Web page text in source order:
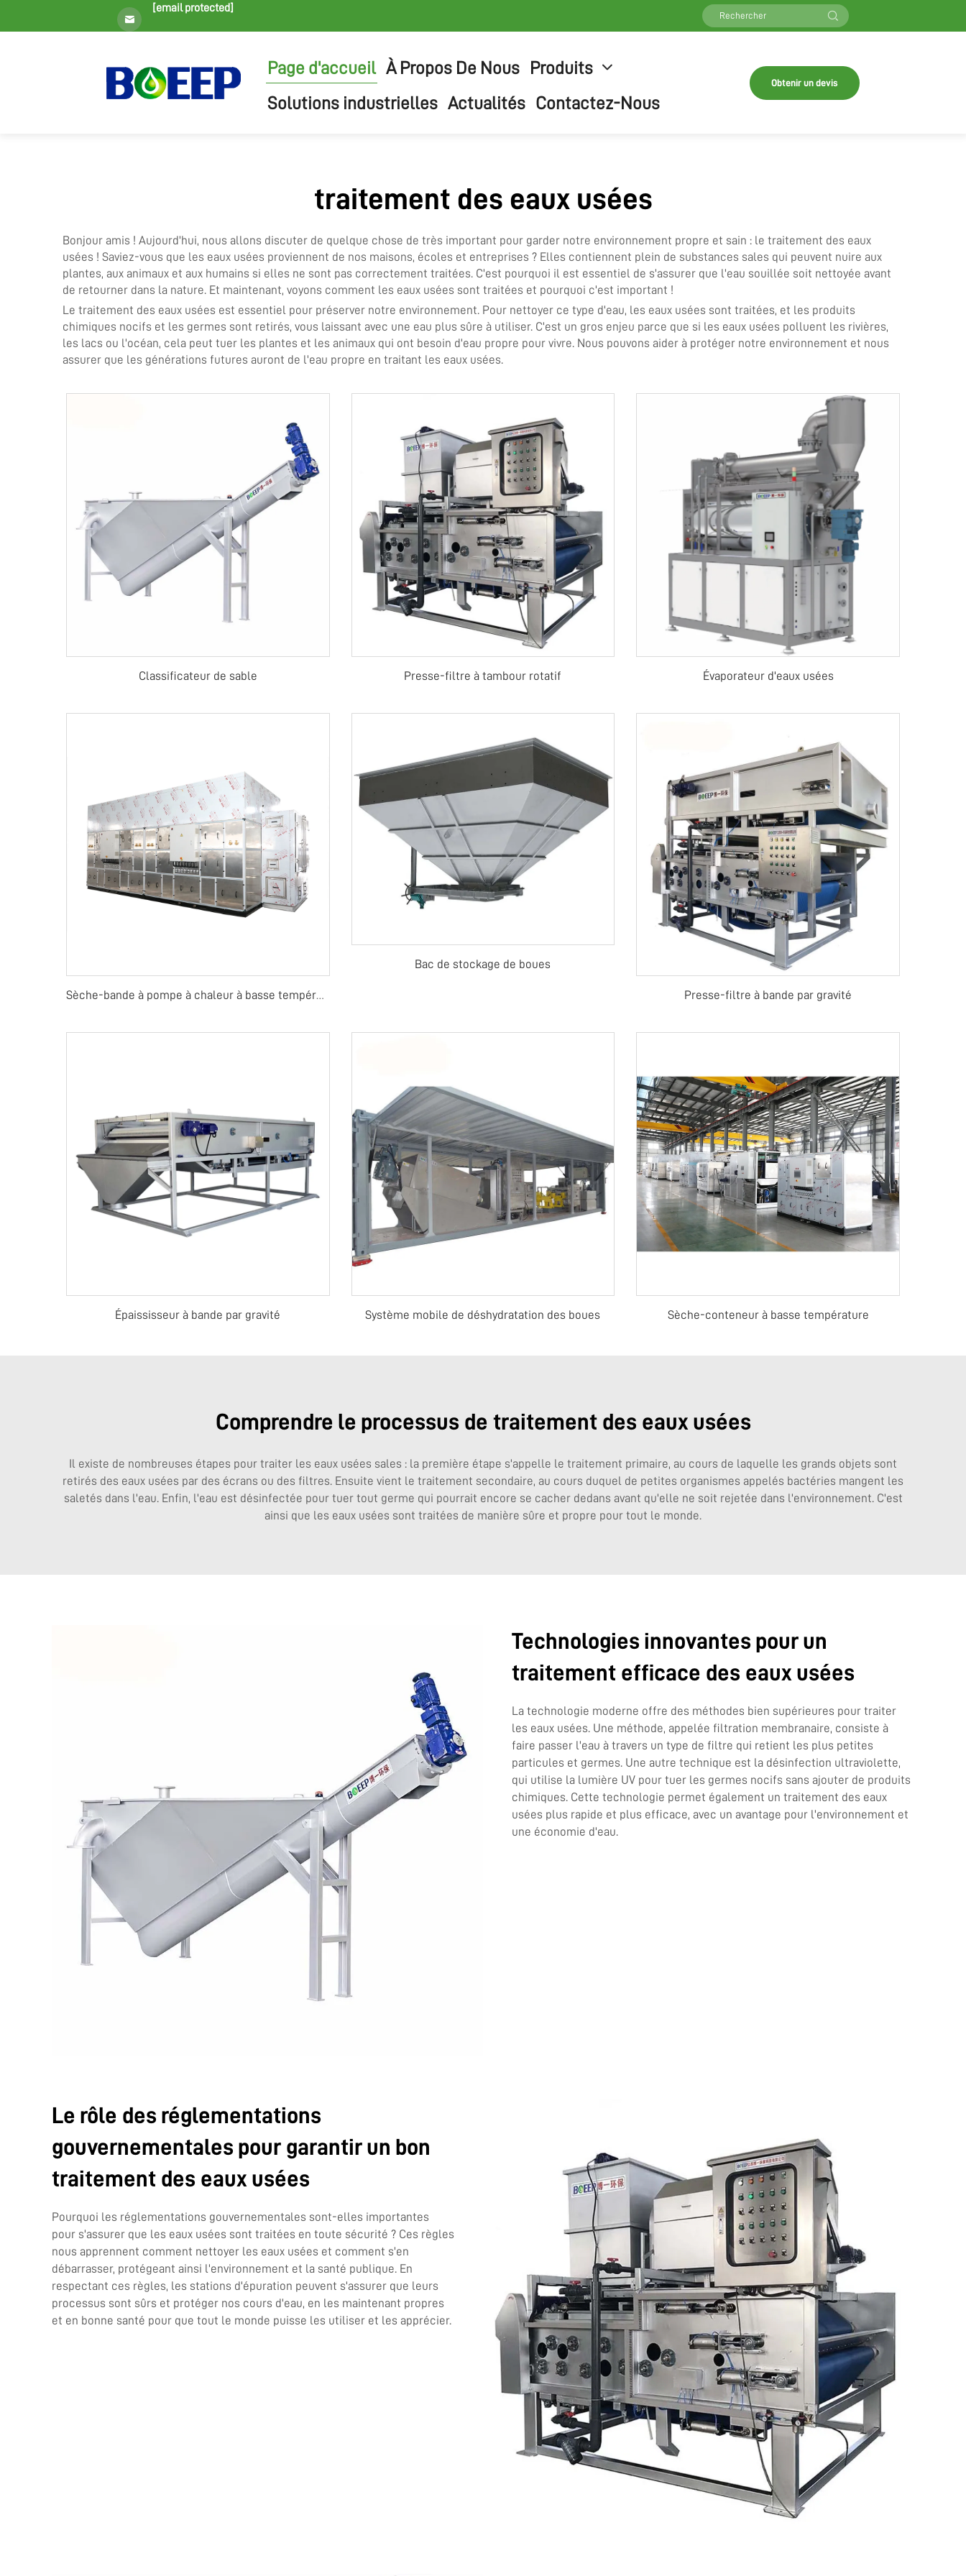
[email protected]
Page d'accueil À Propos De Nous
Produits
Solutions industrielles Actualités Contactez-Nous
Obtenir un devis
traitement des eaux usées
Bonjour amis ! Aujourd'hui, nous allons discuter de quelque chose de très important pour garder notre environnement propre et sain : le traitement des eaux
usées ! Saviez-vous que les eaux usées proviennent de nos maisons, écoles et entreprises ? Elles contiennent plein de substances sales qui peuvent nuire aux
plantes, aux animaux et aux humains si elles ne sont pas correctement traitées. C'est pourquoi il est essentiel de s'assurer que l'eau souillée soit nettoyée avant
de retourner dans la nature. Et maintenant, voyons comment les eaux usées sont traitées et pourquoi c'est important !
Le traitement des eaux usées est essentiel pour préserver notre environnement. Pour nettoyer ce type d'eau, les eaux usées sont traitées, et les produits
chimiques nocifs et les germes sont retirés, vous laissant avec une eau plus sûre à utiliser. C'est un gros enjeu parce que si les eaux usées polluent les rivières,
les lacs ou l'océan, cela peut tuer les plantes et les animaux qui ont besoin d'eau propre pour vivre. Nous pouvons aider à protéger notre environnement et nous
assurer que les générations futures auront de l'eau propre en traitant les eaux usées.
Classificateur de sable Presse-filtre à tambour rotatif Évaporateur d'eaux usées
Sèche-bande à pompe à chaleur à basse température
Bac de stockage de boues
Presse-filtre à bande par gravité
Épaississeur à bande par gravité Système mobile de déshydratation des boues Sèche-conteneur à basse température
Comprendre le processus de traitement des eaux usées
Il existe de nombreuses étapes pour traiter les eaux usées sales : la première étape s'appelle le traitement primaire, au cours de laquelle les grands objets sont
retirés des eaux usées par des écrans ou des filtres. Ensuite vient le traitement secondaire, au cours duquel de petites organismes appelés bactéries mangent les
saletés dans l'eau. Enfin, l'eau est désinfectée pour tuer tout germe qui pourrait encore se cacher dedans avant qu'elle ne soit rejetée dans l'environnement. C'est
ainsi que les eaux usées sont traitées de manière sûre et propre pour tout le monde.
Technologies innovantes pour un
traitement efficace des eaux usées
La technologie moderne offre des méthodes bien supérieures pour traiter
les eaux usées. Une méthode, appelée filtration membranaire, consiste à
faire passer l'eau à travers un type de filtre qui retient les plus petites
particules et germes. Une autre technique est la désinfection ultraviolette,
qui utilise la lumière UV pour tuer les germes nocifs sans ajouter de produits
chimiques. Cette technologie permet également un traitement des eaux
usées plus rapide et plus efficace, avec un avantage pour l'environnement et
une économie d'eau.
Le rôle des réglementations
gouvernementales pour garantir un bon
traitement des eaux usées
Pourquoi les réglementations gouvernementales sont-elles importantes
pour s'assurer que les eaux usées sont traitées en toute sécurité ? Ces règles
nous apprennent comment nettoyer les eaux usées et comment s'en
débarrasser, protégeant ainsi l'environnement et la santé publique. En
respectant ces règles, les stations d'épuration peuvent s'assurer que leurs
processus sont sûrs et protéger nos cours d'eau, en les maintenant propres
et en bonne santé pour que tout le monde puisse les utiliser et les apprécier.